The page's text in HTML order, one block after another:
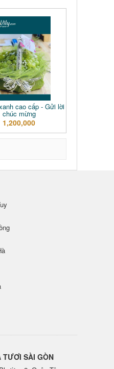
cao cấp - Gửi lời
chúc mừng
1,200,000
TƯƠI SÀI GÒN